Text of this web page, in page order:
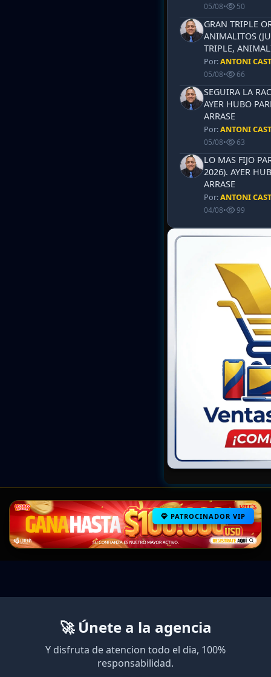
05/08• 50
GRAN TRIPLE
ANIMALITOS
TRIPLE,
Por:ANTONI
05/08• 66
SEGUIRA LA
AYER HUBO
ARRASE
Por:ANTONI
05/08• 63
LO MAS FIJO
2026). AYER
ARRASE
Por:ANTONI
04/08• 99
PATROCINADOR VIP
🚀 Únete a la agencia
Y disfruta de atencion todo el dia, 100%
responsabilidad.